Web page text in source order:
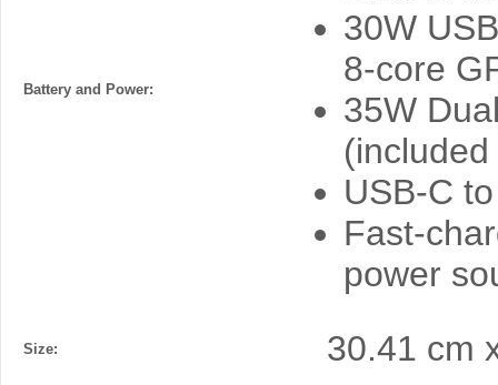
Battery and Power:
30W
8‑core
35W
USB-C
Fast-
power
Size: 30.41 cm